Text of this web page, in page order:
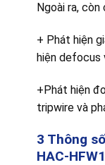
Ngoài ra,
+ Phát hiện
hiện defocus
+Phát hiện
tripwire và
3 Thông
HAC-